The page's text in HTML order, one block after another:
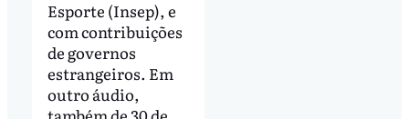
Esporte (Insep), e
com contribuições
de governos
estrangeiros. Em
outro áudio,